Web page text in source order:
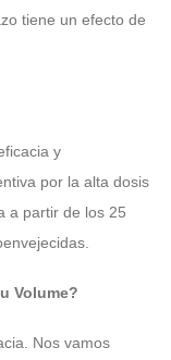
tiene un efecto de
y
por la alta dosis
a partir de los 25
Volume?
Nos vamos